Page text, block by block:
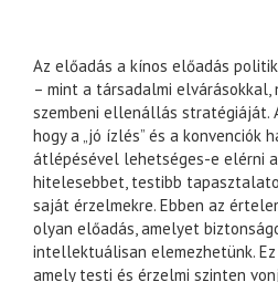
Az előadás a kínos előadás
– mint a társadalmi elvárásokkal,
szembeni ellenállás stratégiáját.
hogy a „jó ízlés” és a konvenciók
átlépésével lehetséges-e elérni
hitelesebbet, testibb
saját érzelmekre. Ebben az
olyan előadás, amelyet
intellektuálisan elemezhetünk. Ez
amely testi és érzelmi szinten